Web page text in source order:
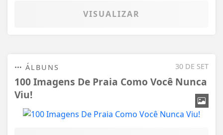
VISUALIZAR
30 DE SET
ÁLBUNS
100 Imagens De Praia Como Você Nunca
Viu!